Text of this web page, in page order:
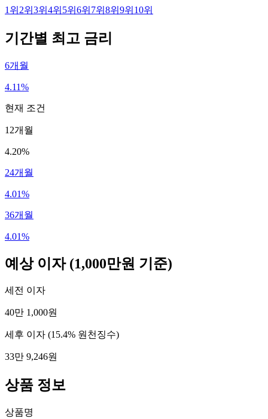
1 위 2위 3위 4위 5위 6위 7위 8위 9위 10위
기간별 최고 금리
6개월
4.11%
현재 조건
12개월
4.20%
24개월
4.01%
36개월
4.01%
예상 이자 (1,000만원 기준)
세전 이자
40만 1,000원
세후 이자 (15.4% 원천징수)
33만 9,246원
상품 정보
상품명